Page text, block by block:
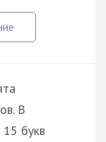
В
15 букв